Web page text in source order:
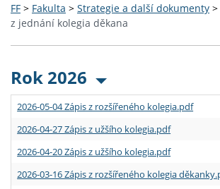
FF > Fakulta > Strategie a další dokumenty >
z jednání kolegia děkana
Rok 2026
2026-05-04 Zápis z rozšířeného kolegia.pdf
2026-04-27 Zápis z užšího kolegia.pdf
2026-04-20 Zápis z užšího kolegia.pdf
2026-03-16 Zápis z rozšířeného kolegia